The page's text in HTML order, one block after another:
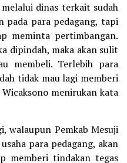
melalui dinas terkait sudah
pada para pedagang, tapi
meminta pertimbangan.
dipindah, maka akan sulit
membeli. Terlebih para
tidak mau lagi memberi
menirukan kata
walaupun Pemkab Mesuji
para pedagang, akan
memberi tindakan tegas